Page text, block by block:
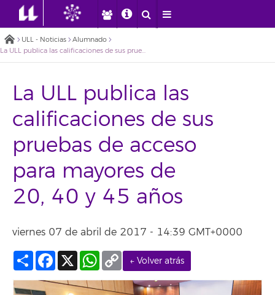
ULL - Noticias
Alumnado
La ULL publica las calificaciones de sus pruebas de acceso para mayores de 20, 40 y 45 años
La ULL publica las
calificaciones de sus
pruebas de acceso
para mayores de
20, 40 y 45 años
viernes 07 de abril de 2017 - 14:39 GMT+0000
← Volver atrás
Compartir
Facebook
X WhatsApp
Copy
Link